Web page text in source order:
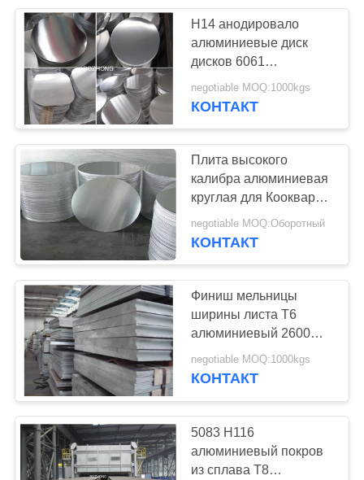
Труба сплава
никеля
26
Алюминиевый
покров из сплава
42
Катушка
алюминиевого
сплава
H14 анодировало
алюминиевые диск
дисков 6061
алюминиевый для
Cookware
negotiable MOQ:1000kgs
КОНТАКТ
Плита высокого
калибра алюминиевая
круглая для Коокваре
глубинной вытяжки
износоустойчивого
negotiable MOQ:Оборотный
КОНТАКТ
Финиш мельницы
ширины листа T6
алюминиевый 2600mm
конструкции 7075
negotiable MOQ:1000kgs
КОНТАКТ
5083 H116
алюминиевый покров
из сплава T8